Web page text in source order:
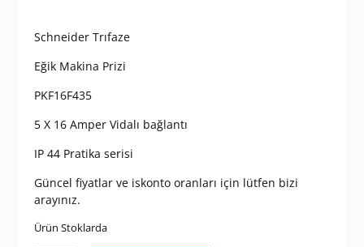
Schneider Trıfaze
Eğik Makina Prizi
PKF16F435
5 X 16 Amper Vidalı bağlantı
IP 44 Pratika serisi
Güncel fiyatlar ve iskonto oranları için lütfen bizi
arayınız.
Ürün Stoklarda